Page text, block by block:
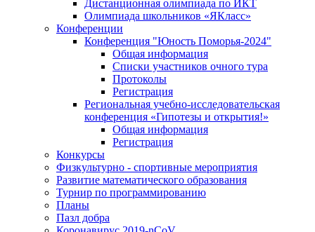
Дистанционная олимпиада по ИКТ
Олимпиада школьников «ЯКласс»
Конференции
Конференция "Юность Поморья-2024"
Общая информация
Списки участников очного тура
Протоколы
Регистрация
Региональная учебно-исследовательская
конференция «Гипотезы и открытия!»
Общая информация
Регистрация
Конкурсы
Физкультурно - спортивные мероприятия
Развитие математического образования
Турнир по программированию
Планы
Пазл добра